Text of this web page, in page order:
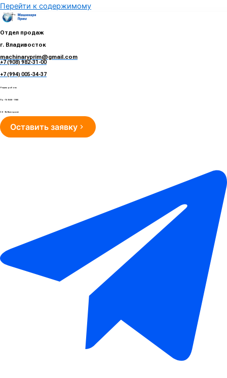
Перейти к содержимому
Отдел продаж
г. Владивосток
machinaryprim@gmail.com
+7 (908) 982-31-00
+7 (994) 005-34-37
Режим работы
Пн - Пт 10:00 - 19:00
Сб - Вс Выходные
Оставить заявку